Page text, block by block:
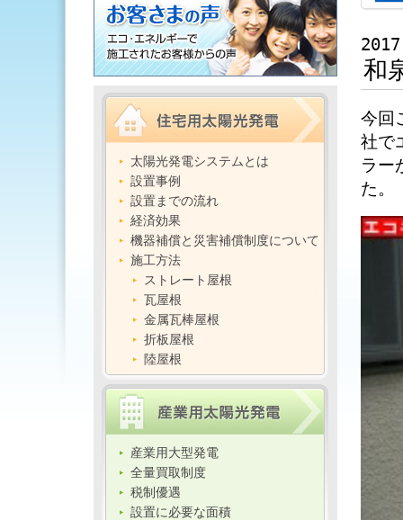
太陽光発電システムとは
設置事例
設置までの流れ
経済効果
機器補償と災害補償制度について
施工方法
ストレート屋根
瓦屋根
金属瓦棒屋根
折板屋根
陸屋根
産業用大型発電
全量買取制度
税制優遇
設置に必要な面積
和
今回
社で
ラー
た。